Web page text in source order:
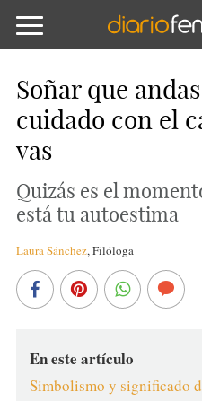
Soñar que
cuidado con el
vas
Quizás es el
está tu autoestima
Laura Sánchez,Filóloga
En este artículo
Simbolismo y significado